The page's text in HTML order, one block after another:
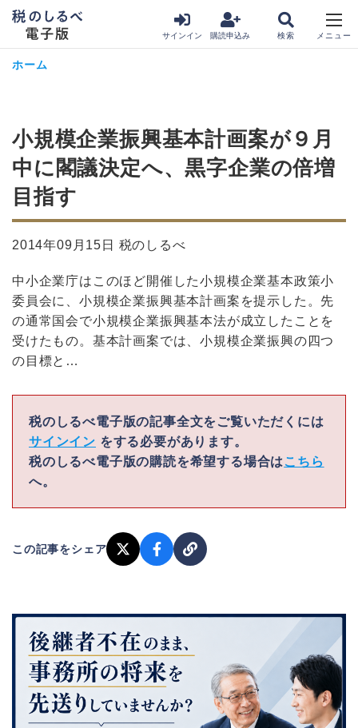
サインイン 購読申込み
ホーム
小規模企業振興基本計画案が９月
中に閣議決定へ、黒字企業の倍増
目指す
2014年09月15日 税のしるべ
中小企業庁はこのほど開催した小規模企業基本政策小
委員会に、小規模企業振興基本計画案を提示した。先
の通常国会で小規模企業振興基本法が成立したことを
受けたもの。基本計画案では、小規模企業振興の四つ
の目標と…
税のしるべ電子版の記事全文をご覧いただくには
サインイン をする必要があります。
税のしるべ電子版の購読を希望する場合は こちら
へ。
この記事をシェア